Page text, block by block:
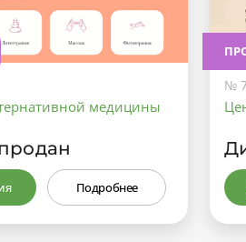
медицины
Подробнее
№